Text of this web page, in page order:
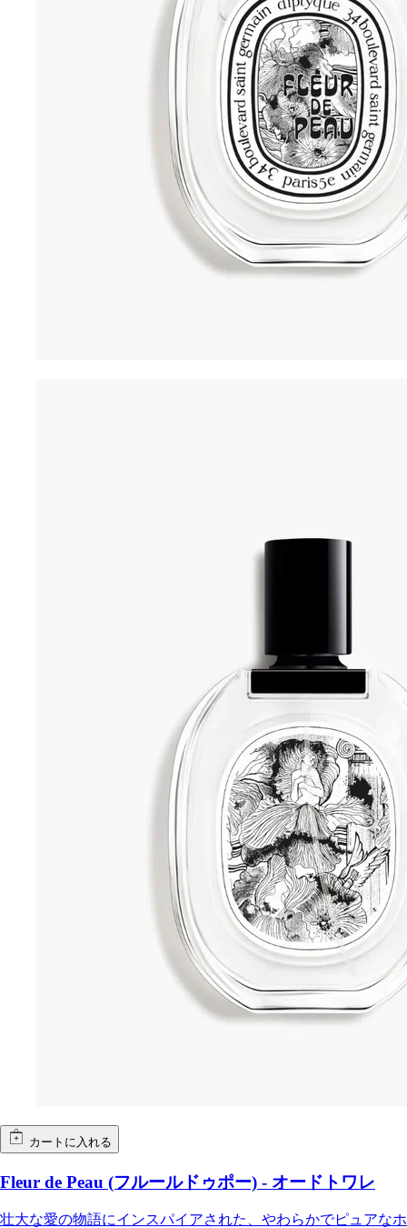
カートに入れる
Fleur de Peau (フルールドゥポー) - オードトワレ
壮大な愛の物語にインスパイアされた、やわらかでピュアなホ